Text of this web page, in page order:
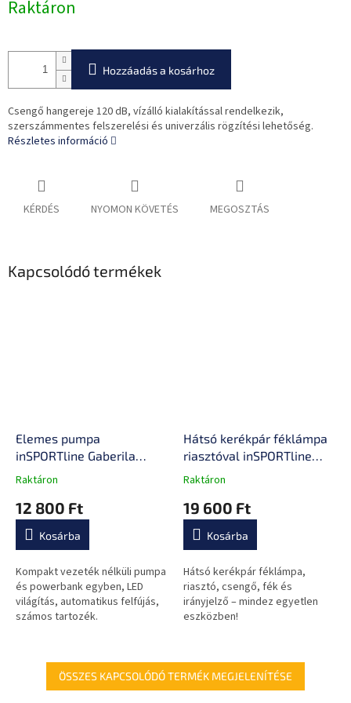
Raktáron
Hozzáadás a kosárhoz
Csengő hangereje 120 dB, vízálló kialakítással rendelkezik,
szerszámmentes felszerelési és univerzális rögzítési lehetőség.
Részletes információ
KÉRDÉS NYOMON KÖVETÉS MEGOSZTÁS
Kapcsolódó termékek
Elemes pumpa
inSPORTline Gaberila
Power Bankkal és LED
A
átlagos
értékelése
0,0
csillag.
Raktáron
12 800 Ft
Kosárba
Kompakt vezeték nélküli pumpa
és powerbank egyben, LED
világítás, automatikus felfújás,
számos tartozék.
Hátsó kerékpár féklámpa
riasztóval inSPORTline
Suryah
A
átlagos
értékelése
0,0
csillag.
Raktáron
19 600 Ft
Kosárba
Hátsó kerékpár féklámpa,
riasztó, csengő, fék és
irányjelző – mindez egyetlen
eszközben!
ÖSSZES KAPCSOLÓDÓ TERMÉK MEGJELENÍTÉSE